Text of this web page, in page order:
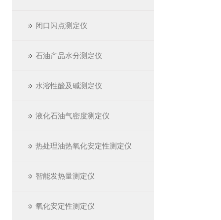
闭口闪点测定仪
石油产品水分测定仪
水溶性酸及碱测定仪
液化石油气密度测定仪
热处理油热氧化安定性测定仪
智能发热量测定仪
氧化安定性测定仪